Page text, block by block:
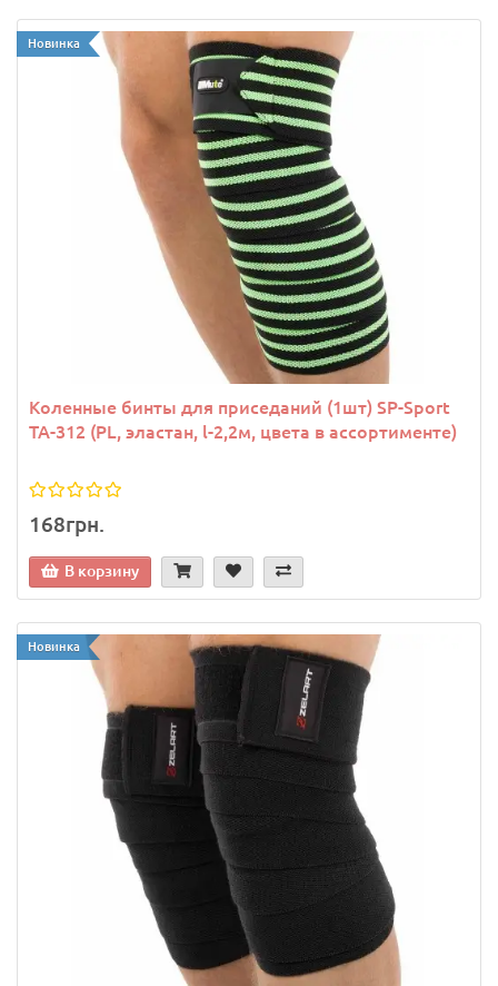
Новинка
Коленные бинты для приседаний (1шт) SP-Sport
TA-312 (PL, эластан, l-2,2м, цвета в ассортименте)
168грн.
В корзину
Новинка